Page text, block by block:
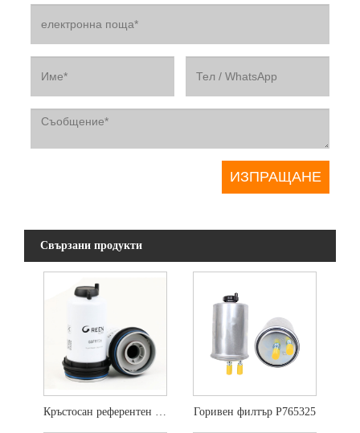
Свързани продукти
Кръстосан референтен филтър за гориво 837079726 Горивен филтър P765325